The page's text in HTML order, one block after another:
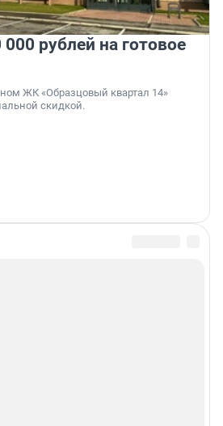
рублей на готовое
ЖК «Образцовый квартал 14»
скидкой.